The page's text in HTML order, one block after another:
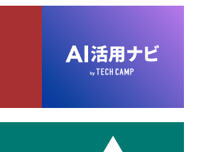
るデータ・マネジメント・プラットフォ
収集されたウェブの閲覧機歴及びその分
をお客様の個人データと結びつけた上
で利用いたします。